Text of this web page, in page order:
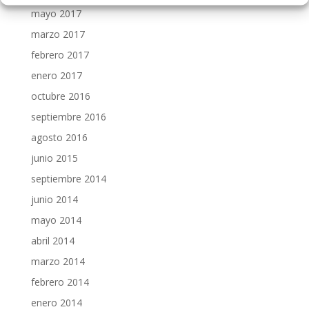
mayo 2017
marzo 2017
febrero 2017
enero 2017
octubre 2016
septiembre 2016
agosto 2016
junio 2015
septiembre 2014
junio 2014
mayo 2014
abril 2014
marzo 2014
febrero 2014
enero 2014